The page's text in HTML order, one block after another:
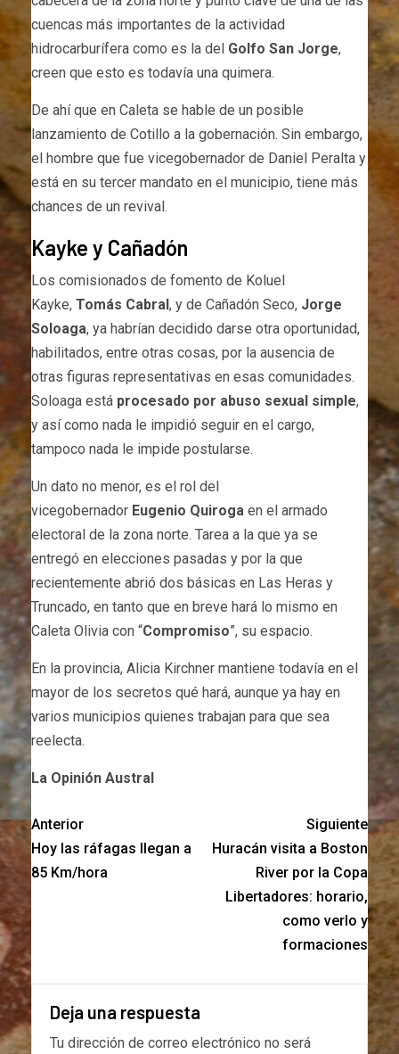
cuencas más importantes de la actividad
hidrocarburífera como es la del Golfo San Jorge,
creen que esto es todavía una quimera.
De ahí que en Caleta se hable de un posible
lanzamiento de Cotillo a la gobernación. Sin embargo,
el hombre que fue vicegobernador de Daniel Peralta y
está en su tercer mandato en el municipio, tiene más
chances de un revival.
Kayke y Cañadón
Los comisionados de fomento de Koluel
Kayke, Tomás Cabral, y de Cañadón Seco, Jorge
Soloaga, ya habrían decidido darse otra oportunidad,
habilitados, entre otras cosas, por la ausencia de
otras figuras representativas en esas comunidades.
Soloaga está procesado por abuso sexual simple,
y así como nada le impidió seguir en el cargo,
tampoco nada le impide postularse.
Un dato no menor, es el rol del
vicegobernador Eugenio Quiroga en el armado
electoral de la zona norte. Tarea a la que ya se
entregó en elecciones pasadas y por la que
recientemente abrió dos básicas en Las Heras y
Truncado, en tanto que en breve hará lo mismo en
Caleta Olivia con “Compromiso”, su espacio.
En la provincia, Alicia Kirchner mantiene todavía en el
mayor de los secretos qué hará, aunque ya hay en
varios municipios quienes trabajan para que sea
reelecta.
La Opinión Austral
Anterior
Hoy las ráfagas llegan a
85 Km/hora
Siguiente
Huracán visita a Boston
River por la Copa
Libertadores: horario,
como verlo y
formaciones
Deja una respuesta
Tu dirección de correo electrónico no será